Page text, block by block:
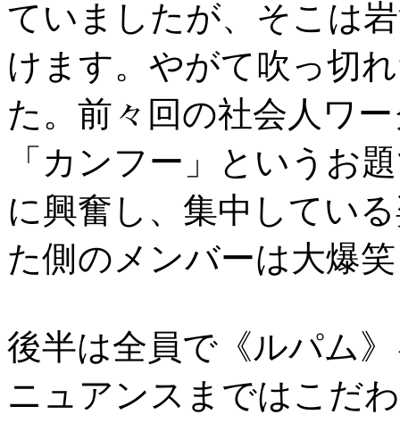
ていましたが、そこは
けます。やがて吹っ切
た。前々回の社会人ワ
「カンフー」というお
に興奮し、集中してい
た側のメンバーは大爆
後半は全員で《ルパム
ニュアンスまではこだ